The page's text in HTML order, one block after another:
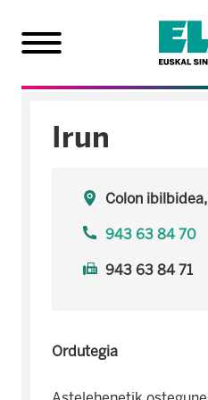
Irun
Colon
943 63 84 70
943 63 84 71
Ordutegia